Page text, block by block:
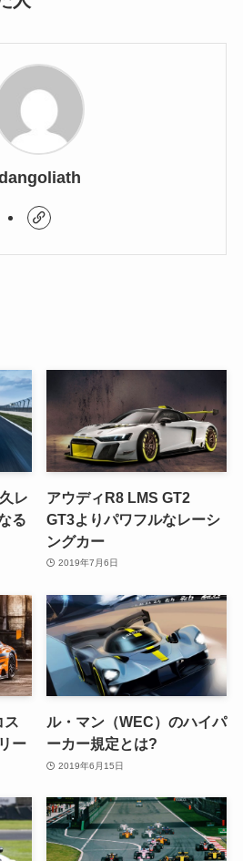
レ
る
アウディR8 LMS GT2
GT3よりパワフルなレーシ
ングカー
2019年7月6日
ス
ー
ル・マン（WEC）のハイパ
ーカー規定とは?
2019年6月15日